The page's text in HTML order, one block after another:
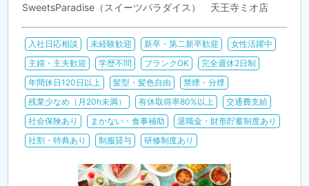
SweetsParadise（スイーツパラダイス） 天王寺ミオ店
入社日応相談 未経験歓迎 新卒・第二新卒歓迎
女性活躍中
主婦・主夫歓迎
学歴不問 ブランクOK
完全週休2日制
年間休日120日以上
髪型・髪色自由
禁煙・分煙
残業少なめ（月20h未満）
有休取得率80%以上
交通費支給
社会保険あり
まかない・食事補助
退職金・財形貯蓄制度あり
社割・特典あり
制服貸与 研修制度あり